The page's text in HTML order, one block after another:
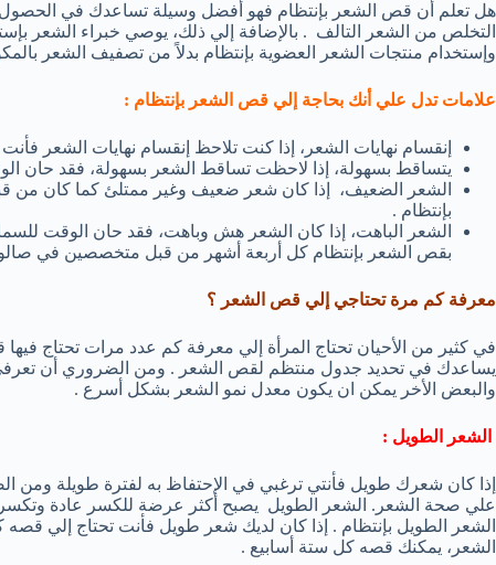
هل تعلم أن قص الشعر بإنتظام فهو أفضل وسيلة تساعدك في
التخلص من الشعر التالف . بالإضافة إلي ذلك، يوصي خبراء الشعر
وإستخدام منتجات الشعر العضوية بإنتظام بدلاً من تصفيف الشعر
علامات تدل علي أنك بحاجة إلي قص الشعر بإنتظام :
إنقسام نهايات الشعر، إذا كنت تلاحظ إنقسام نهايات الشعر
يتساقط بسهولة، إذا لاحظت تساقط الشعر بسهولة، فقد حان
الشعر الضعيف، إذا كان شعر ضعيف وغير ممتلئ كما كان من
بإنتظام .
الشعر الباهت، إذا كان الشعر هش وباهت، فقد حان الوقت
بقص الشعر بإنتظام كل أربعة أشهر من قبل متخصصين في
معرفة كم مرة تحتاجي إلي قص الشعر ؟
في كثير من الأحيان تحتاج المرأة إلي معرفة كم عدد مرات تحتاج
يساعدك في تحديد جدول منتظم لقص الشعر . ومن الضروري أن
والبعض الأخر يمكن ان يكون معدل نمو الشعر بشكل أسرع .
الشعر الطويل :
إذا كان شعرك طويل فأنتي ترغبي في الإحتفاظ به لفترة طويلة
علي صحة الشعر. الشعر الطويل يصبح أكثر عرضة للكسر عادة وتكسر
الشعر، يمكنك قصه كل ستة أسابيع .